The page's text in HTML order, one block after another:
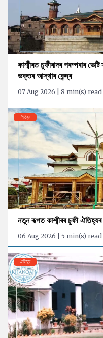
কাশ্মীৰত চুফীবাদৰ পৰম্পৰাৰ
ভক্তৰ আস্থাৰ কেন্দ্ৰ
07 Aug 2026 | 8 min(s) read
ঐতিহ্য
নতুন ৰূপত কাশ্মীৰৰ চুফী
06 Aug 2026 | 5 min(s) read
ঐতিহ্য